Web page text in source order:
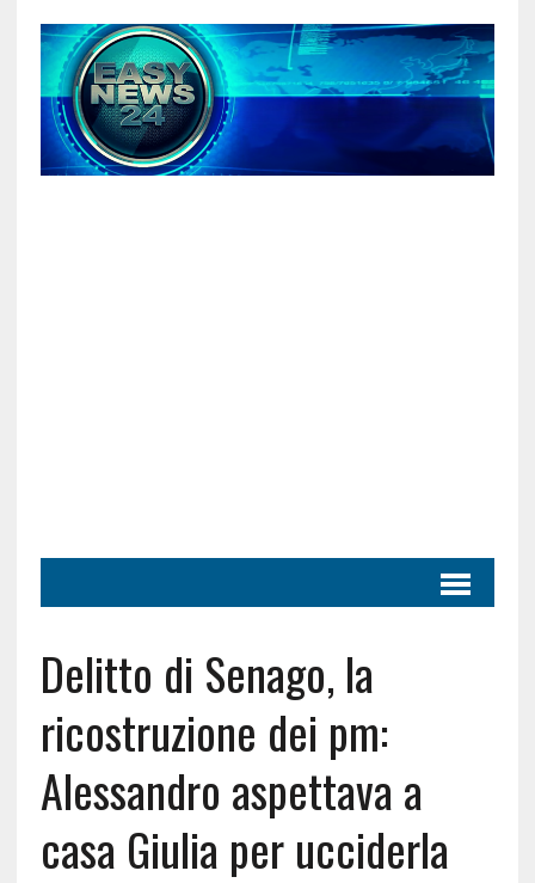
Delitto di Senago, la
ricostruzione dei pm:
Alessandro aspettava a
casa Giulia per ucciderla